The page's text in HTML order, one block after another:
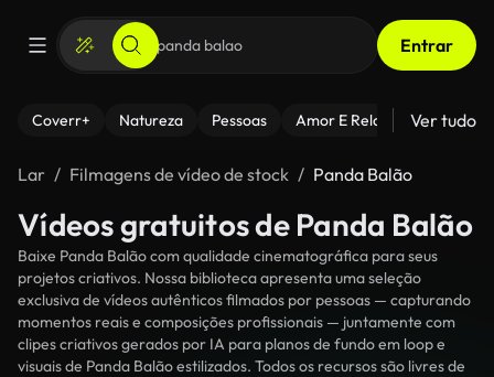
Entrar
Coverr+ Natureza Pessoas Amor E Relacionamentos
Ver tudo
Lar Filmagens de vídeo de stock Panda Balão
Vídeos gratuitos de Panda Balão
Baixe Panda Balão com qualidade cinematográfica para seus
projetos criativos. Nossa biblioteca apresenta uma seleção
exclusiva de vídeos autênticos filmados por pessoas — capturando
momentos reais e composições profissionais — juntamente com
clipes criativos gerados por IA para planos de fundo em loop e
visuais de Panda Balão estilizados. Todos os recursos são livres de